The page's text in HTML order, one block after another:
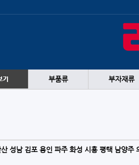
부품류 부자재류
성남 김포 용인 파주 화성 시흥 평택 남양주